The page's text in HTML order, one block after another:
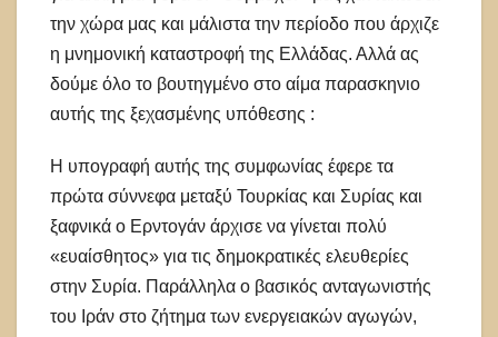
την χώρα μας και μάλιστα την περίοδο που άρχιζε
η μνημονική καταστροφή της Ελλάδας. Αλλά ας
δούμε όλο το βουτηγμένο στο αίμα παρασκηνιο
αυτής της ξεχασμένης υπόθεσης :
Η υπογραφή αυτής της συμφωνίας έφερε τα
πρώτα σύννεφα μεταξύ Τουρκίας και Συρίας και
ξαφνικά ο Ερντογάν άρχισε να γίνεται πολύ
«ευαίσθητος» για τις δημοκρατικές ελευθερίες
στην Συρία. Παράλληλα ο βασικός ανταγωνιστής
του Ιράν στο ζήτημα των ενεργειακών αγωγών,